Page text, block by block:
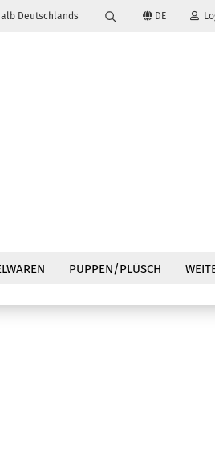
Deutschlands DE
Passwort vergessen?
PUPPEN/PLÜSCH